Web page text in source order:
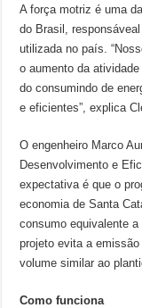
A força motriz é uma
do Brasil,
utilizada no país.
o aumento da
do consumindo de
e eficientes”, explica
O engenheiro Marco
Desenvolvimento e
expectativa é que o
economia de Santa
consumo equivalente
projeto evita a
volume similar ao
Como funciona